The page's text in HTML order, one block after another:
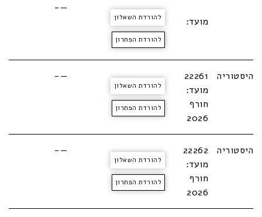
מועד: להורדת השאלון
להורדת הפתרון
—-
היסטוריה
22261
מועד:
חורף
2026
להורדת השאלון
להורדת הפתרון
—-
היסטוריה
22262
מועד:
חורף
2026
להורדת השאלון
להורדת הפתרון
—-